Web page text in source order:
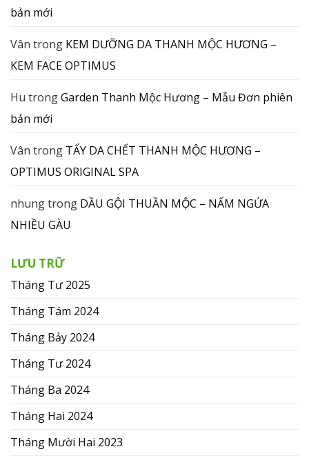
bản mới
Vân trong KEM DƯỠNG DA THANH MỘC HƯƠNG –
KEM FACE OPTIMUS
Hu trongGarden Thanh Mộc Hương – Mẫu Đơn phiên
bản mới
Vân trong TẨY DA CHẾT THANH MỘC HƯƠNG –
OPTIMUS ORIGINAL SPA
nhungtrong DẦU GỘI THUẦN MỘC – NẤM NGỨA
NHIỀU GÀU
LƯU TRỮ
Tháng Tư 2025
Tháng Tám 2024
Tháng Bảy 2024
Tháng Tư 2024
Tháng Ba 2024
Tháng Hai 2024
Tháng Mười Hai 2023